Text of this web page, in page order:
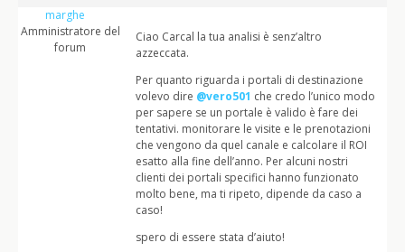
marghe
Amministratore del
forum
Ciao Carcal la tua analisi è senz’altro
azzeccata.
Per quanto riguarda i portali di destinazione
volevo dire @vero501 che credo l’unico modo
per sapere se un portale è valido è fare dei
tentativi. monitorare le visite e le prenotazioni
che vengono da quel canale e calcolare il ROI
esatto alla fine dell’anno. Per alcuni nostri
clienti dei portali specifici hanno funzionato
molto bene, ma ti ripeto, dipende da caso a
caso!
spero di essere stata d’aiuto!